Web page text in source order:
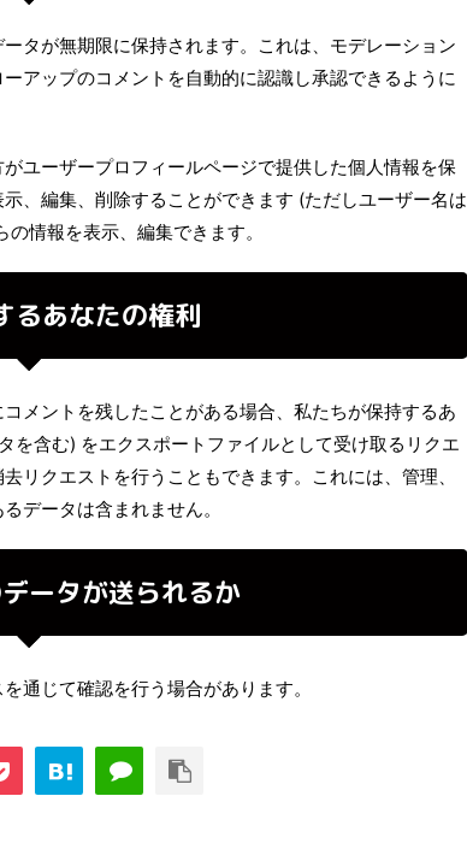
タが無期限に保持されます。これは、モデレーション
アップのコメントを自動的に認識し承認できるように
ユーザープロフィールページで提供した個人情報を保
、編集、削除することができます (ただしユーザー名は
情報を表示、編集できます。
るあなたの権利
メントを残したことがある場合、私たちが保持するあ
を含む) をエクスポートファイルとして受け取るリクエ
リクエストを行うこともできます。これには、管理、
データは含まれません。
ータが送られるか
通じて確認を行う場合があります。